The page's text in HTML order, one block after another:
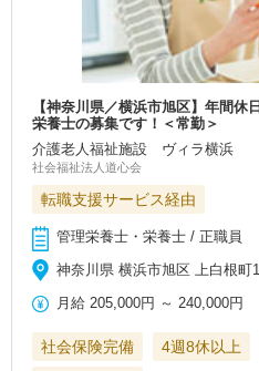
【神奈川県／横浜市旭区】年間
栄養士の募集です！＜常勤＞
介護老人福祉施設 ヴィラ横浜
社会福祉法人道心会
転職支援サービス経由
管理栄養士・栄養士 / 正職員
神奈川県 横浜市旭区 上白根町
月給 205,000円 ～240,000円
社会保険完備 4週8休以上